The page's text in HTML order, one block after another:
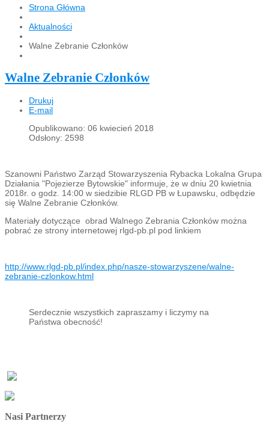
Strona Główna
Aktualności
Walne Zebranie Członków
Walne Zebranie Członków
Drukuj
E-mail
Opublikowano: 06 kwiecień 2018
Odsłony: 2598
Szanowni Państwo Zarząd Stowarzyszenia Rybacka Lokalna Grupa
Działania "Pojezierze Bytowskie" informuje, że w dniu 20 kwietnia
2018r. o godz. 14:00 w siedzibie RLGD PB w Łupawsku, odbędzie
się Walne Zebranie Członków.
Materiały dotyczące obrad Walnego Zebrania Członków można
pobrać ze strony internetowej rlgd-pb.pl pod linkiem
http://www.rlgd-pb.pl/index.php/nasze-stowarzyszene/walne-
zebranie-czlonkow.html
Serdecznie wszystkich zapraszamy i liczymy na
Państwa obecność!
Nasi Partnerzy